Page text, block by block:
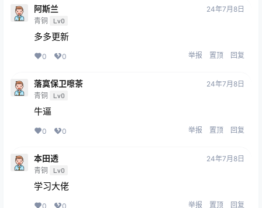
阿斯兰
青铜 Lv0
24年7月8日
多多更新
0 0 举报 置顶 回复
落寞保卫嚓茶
青铜 Lv0
24年7月8日
牛逼
0 0 举报 置顶 回复
本田透
青铜 Lv0
24年7月8日
学习大佬
0 0 举报 置顶 回复